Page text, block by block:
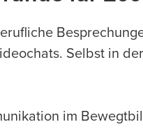
Selbst in
im